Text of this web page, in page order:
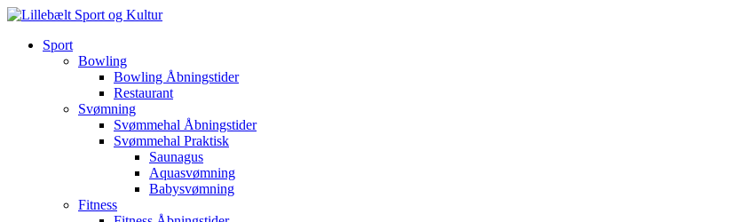
Sport
Bowling
Bowling Åbningstider
Restaurant
Svømning
Svømmehal Åbningstider
Svømmehal Praktisk
Saunagus
Aquasvømning
Babysvømning
Fitness